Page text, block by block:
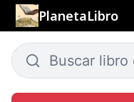
PlanetaLibro